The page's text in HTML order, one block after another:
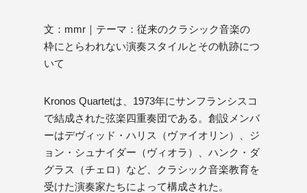
文：mmr｜テーマ：従来のクラシック音楽の
枠にとらわれない演奏スタイルとその軌跡につ
いて
Kronos Quartetは、1973年にサンフランシスコ
で結成された弦楽四重奏団である。創設メンバ
ーはデヴィッド・ハリス（ヴァイオリン）、ジ
ョン・シュナイダー（ヴィオラ）、ハンク・ダ
グラス（チェロ）など、クラシック音楽教育を
受けた演奏家たちによって構成された。